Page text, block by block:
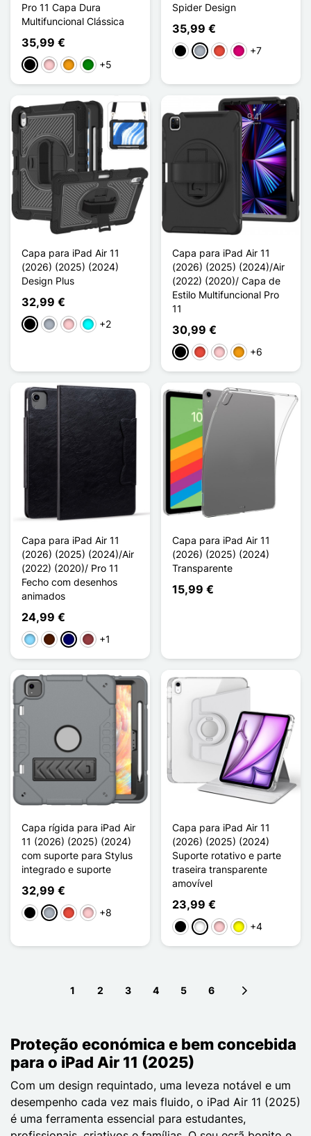
Pro 11 Capa Dura
Multifuncional Clássica
35,99 €
PretoRosaLaranjaVerde
+5
Spider Design
35,99 €
PretoCinzentoVermelho
Magenta
+7
Capa para iPad Air 11
(2026) (2025) (2024)
Design Plus
32,99 €
PretoCinzento
RosaCiano
+2
Capa para iPad Air 11
(2026) (2025) (2024)/Air
(2022) (2020)/ Capa de
Estilo Multifuncional Pro
11
30,99 €
PretoVermelho
RosaLaranja
+6
Capa para iPad Air 11
(2026) (2025) (2024)/Air
(2022) (2020)/ Pro 11
Fecho com desenhos
animados
24,99 €
Azul ClaroCastanho escuro
Azul marinho
Vermelho escuro
+1
Capa para iPad Air 11
(2026) (2025) (2024)
Transparente
15,99 €
Capa rígida para iPad Air
11 (2026) (2025) (2024)
com suporte para Stylus
integrado e suporte
32,99 €
PretoCinzentoVermelho
Rosa+8
Capa para iPad Air 11
(2026) (2025) (2024)
Suporte rotativo e parte
traseira transparente
amovível
23,99 €
PretoBrancoRosaAmarelo
+4
1 2 3 4 5 6
Proteção económica e bem concebida
para o iPad Air 11 (2025)
Com um design requintado, uma leveza notável e um
desempenho cada vez mais fluido, o iPad Air 11 (2025)
é uma ferramenta essencial para estudantes,